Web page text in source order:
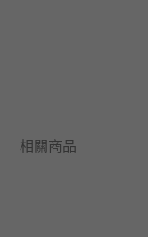
相關商品